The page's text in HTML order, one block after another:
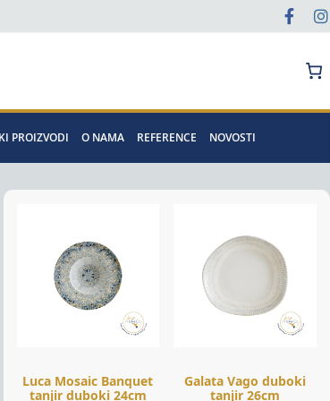
PROIZVODI O NAMA REFERENCE NOVOSTI
Luca Mosaic Banquet
tanjir duboki 24cm
Galata Vago duboki
tanjir 26cm